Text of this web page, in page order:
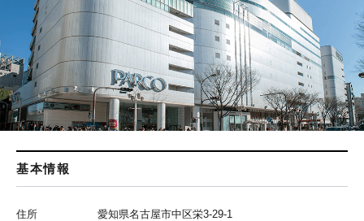
基本情報
住所 愛知県名古屋市中区栄3-29-1